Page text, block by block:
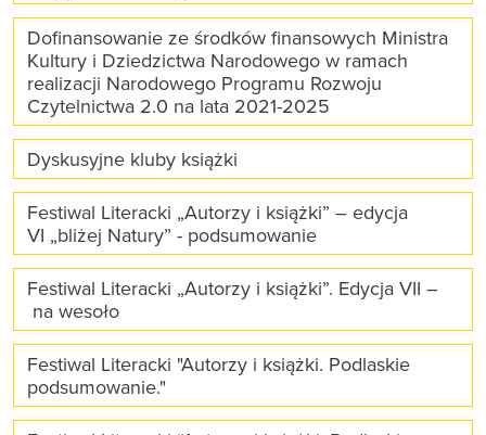
Dofinansowanie ze środków finansowych Ministra
Kultury i Dziedzictwa Narodowego w ramach
realizacji Narodowego Programu Rozwoju
Czytelnictwa 2.0 na lata 2021-2025
Dyskusyjne kluby książki
Festiwal Literacki „Autorzy i książki” – edycja
VI „bliżej Natury” - podsumowanie
Festiwal Literacki „Autorzy i książki”. Edycja VII –
na wesoło
Festiwal Literacki "Autorzy i książki. Podlaskie
podsumowanie."